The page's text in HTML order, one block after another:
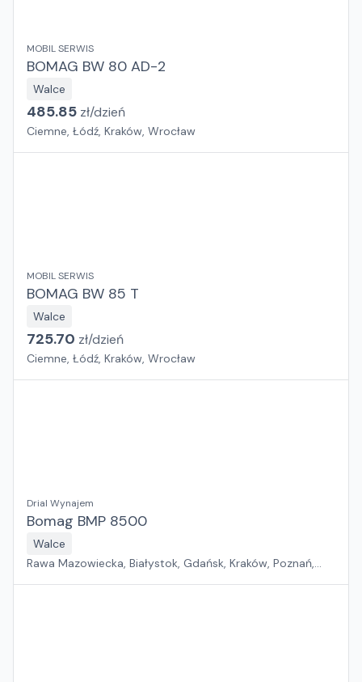
MOBIL SERWIS
BOMAG BW 80 AD-2
Walce
485.85 zł/dzień
Ciemne, Łódź, Kraków, Wrocław
MOBIL SERWIS
BOMAG BW 85 T
Walce
725.70 zł/dzień
Ciemne, Łódź, Kraków, Wrocław
Drial Wynajem
Bomag BMP 8500
Walce
Rawa Mazowiecka, Białystok, Gdańsk, Kraków, Poznań,